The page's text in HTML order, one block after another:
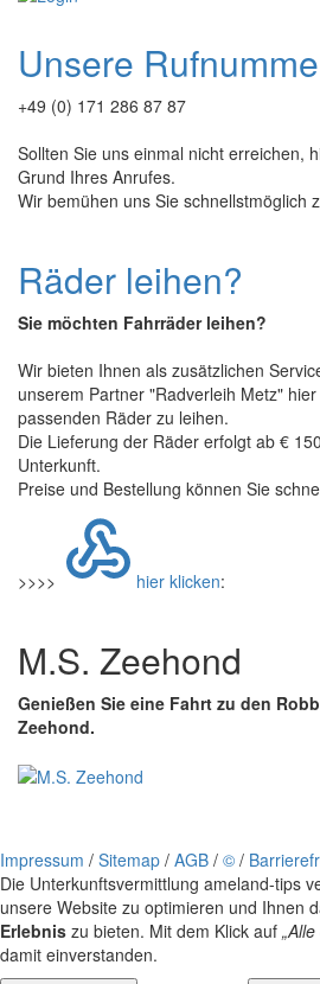
Unsere
+49 (0) 171 286 87 87
Sollten Sie uns einmal nicht erreichen,
Grund Ihres Anrufes.
Wir bemühen uns Sie schnellstmöglich
Räder leihen?
Sie möchten Fahrräder leihen?
Wir bieten Ihnen als zusätzlichen
unserem Partner "Radverleih Metz"
passenden Räder zu leihen.
Die Lieferung der Räder erfolgt ab €
Unterkunft.
Preise und Bestellung können Sie
>>>> hier klicken:
M.S. Zeehond
Genießen Sie eine Fahrt zu den
Zeehond.
Impressum / Sitemap / AGB / © /
Die Unterkunftsvermittlung ameland-tips
unsere Website zu optimieren und Ihnen
Erlebnis zu bieten. Mit dem Klick auf
damit einverstanden.